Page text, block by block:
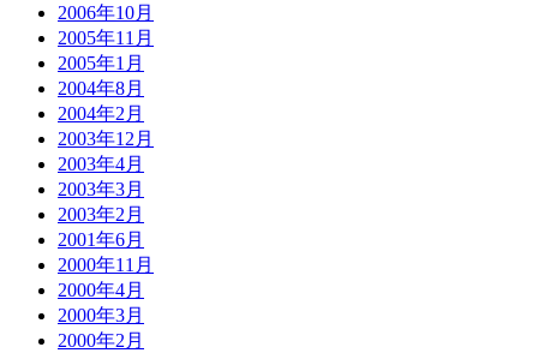
2006年10月
2005年11月
2005年1月
2004年8月
2004年2月
2003年12月
2003年4月
2003年3月
2003年2月
2001年6月
2000年11月
2000年4月
2000年3月
2000年2月